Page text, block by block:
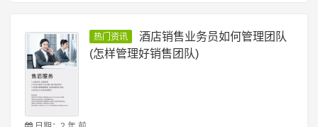
热门资讯
酒店销售业务员如何管理团队
(怎样管理好销售团队)